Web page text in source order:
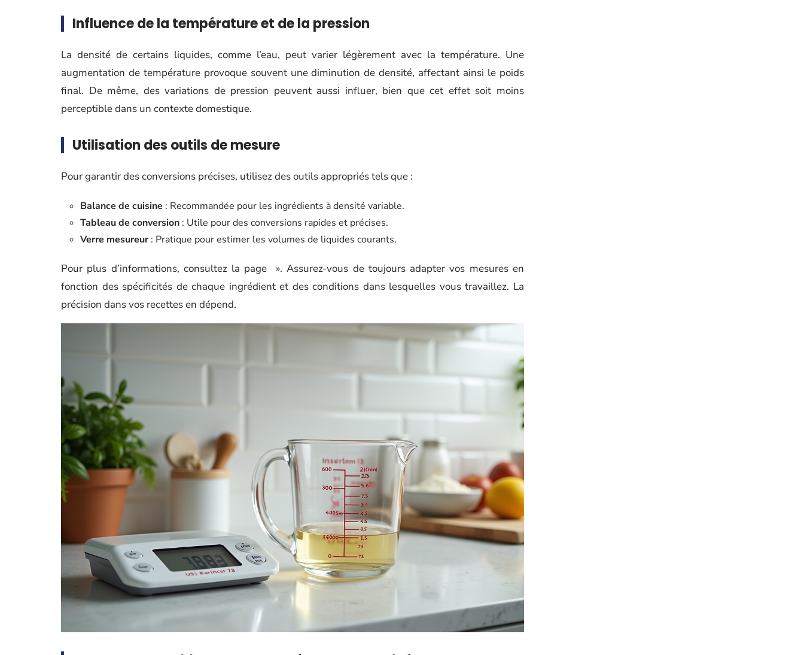
Influence de la température et de la pression
La densité de certains liquides, comme l’eau, peut varier légèrement avec la température. Une
augmentation de température provoque souvent une diminution de densité, affectant ainsi le poids
final. De même, des variations de pression peuvent aussi influer, bien que cet effet soit moins
perceptible dans un contexte domestique.
Utilisation des outils de mesure
Pour garantir des conversions précises, utilisez des outils appropriés tels que :
Balance de cuisine : Recommandée pour les ingrédients à densité variable.
Tableau de conversion : Utile pour des conversions rapides et précises.
Verre mesureur : Pratique pour estimer les volumes de liquides courants.
Pour plus d’informations, consultez la page ». Assurez-vous de toujours adapter vos mesures en
fonction des spécificités de chaque ingrédient et des conditions dans lesquelles vous travaillez. La
précision dans vos recettes en dépend.